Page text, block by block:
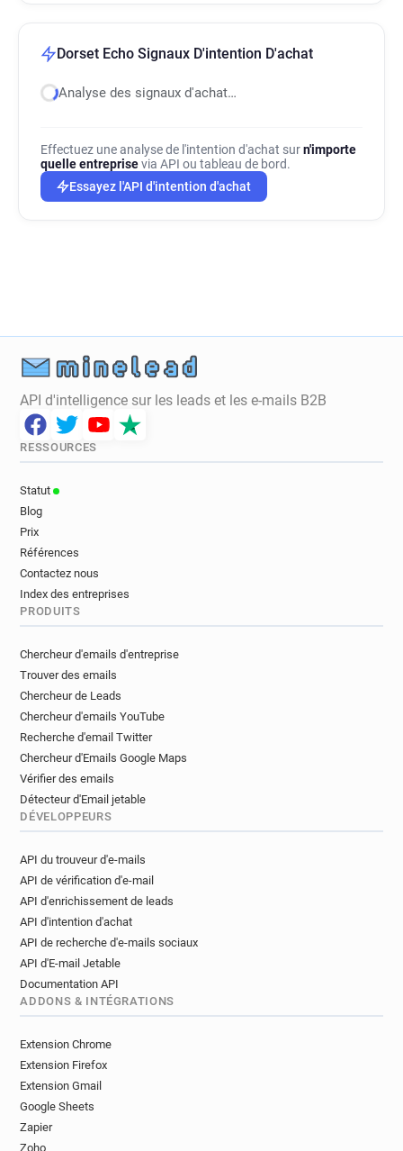
d******@dorsetecho.co.uk
n******@dorsetecho.co.uk
Dorset Echo Signaux D'intention D'achat
Analyse des signaux d'achat…
Effectuez une analyse de l'intention d'achat surn'importe
quelle entreprisevia API ou tableau de bord.
Essayez l'API d'intention d'achat
API d'intelligence sur les leads et les e-mails B2B
RESSOURCES
Statut
Blog
Prix
Références
Contactez nous
Index des entreprises
PRODUITS
Chercheur d'emails d'entreprise
Trouver des emails
Chercheur de Leads
Chercheur d'emails YouTube
Recherche d'email Twitter
Chercheur d'Emails Google Maps
Vérifier des emails
Détecteur d'Email jetable
DÉVELOPPEURS
API du trouveur d'e-mails
API de vérification d'e-mail
API d'enrichissement de leads
API d'intention d'achat
API de recherche d'e-mails sociaux
API d'E-mail Jetable
Documentation API
ADDONS & INTÉGRATIONS
Extension Chrome
Extension Firefox
Extension Gmail
Google Sheets
Zapier
Zoho